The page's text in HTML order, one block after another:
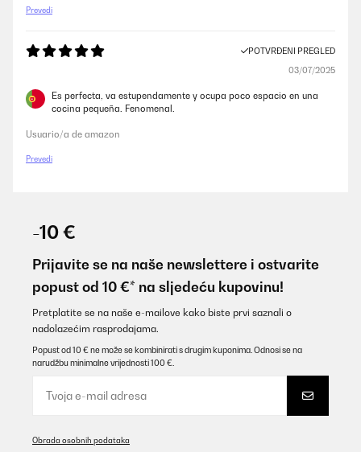
Prevedi
POTVRĐENI PREGLED
03/07/2025
Es perfecta, va estupendamente y ocupa poco espacio en una
cocina pequeña. Fenomenal.
Usuario/a de amazon
Prevedi
-10 €
Prijavite se na naše newslettere i ostvarite
popust od 10 €* na sljedeću kupovinu!
Pretplatite se na naše e-mailove kako biste prvi saznali o
nadolazećim rasprodajama.
Popust od 10 € ne može se kombinirati s drugim kuponima. Odnosi se na
narudžbu minimalne vrijednosti 100 €.
Obrada osobnih podataka